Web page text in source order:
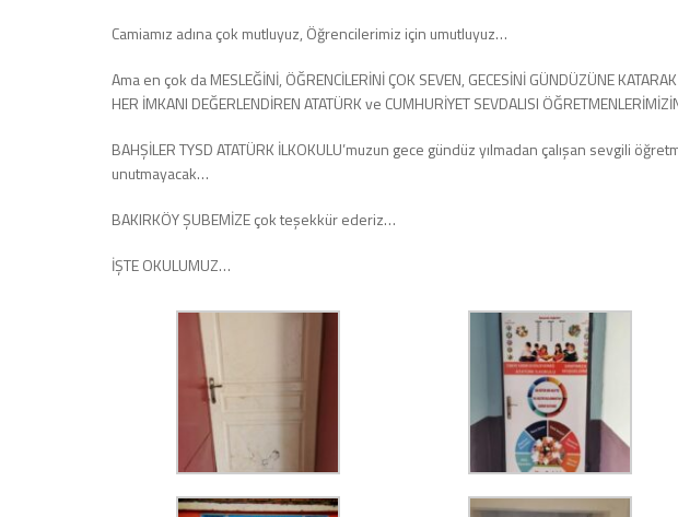
Camiamız adına çok mutluyuz, Öğrencilerimiz için umutluyuz…
Ama en çok da MESLEĞİNİ, ÖĞRENCİLERİNİ ÇOK SEVEN, GECESİNİ GÜNDÜZÜNE
HER İMKANI DEĞERLENDİREN ATATÜRK ve CUMHURİYET SEVDALISI
BAHŞİLER TYSD ATATÜRK İLKOKULU’muzun gece gündüz yılmadan çalışan sevgili
unutmayacak…
BAKIRKÖY ŞUBEMİZE çok teşekkür ederiz…
İŞTE OKULUMUZ…